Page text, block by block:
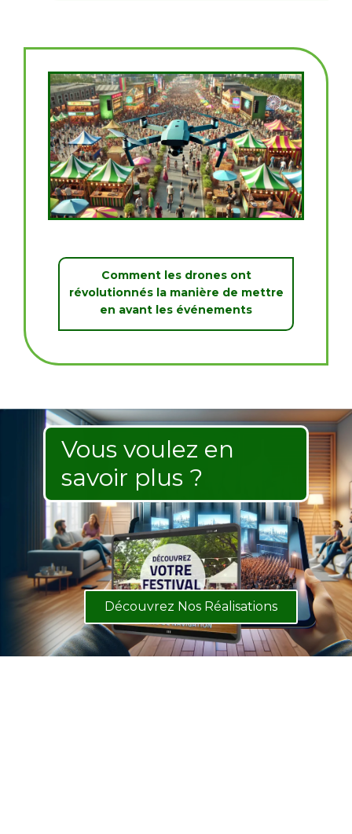
Comment les drones ont
révolutionnés la manière de mettre
en avant les événements
Vous voulez en
savoir plus ?
Découvrez Nos Réalisations